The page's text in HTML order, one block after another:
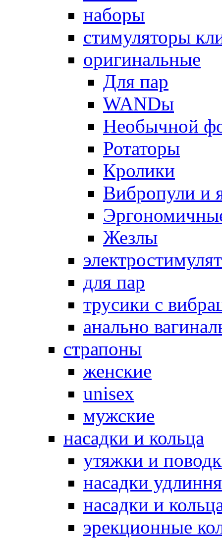
наборы
стимуляторы
оригинальные
Для пар
WANDы
Необычной
Ротаторы
Кролики
Вибропули и
Жезлы
для пар
трусики с
анально
страпоны
женские
unisex
мужские
насадки и кольца
утяжки и
насадки
насадки и
эрекционные